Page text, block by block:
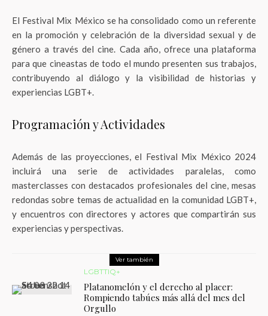
El Festival Mix México se ha consolidado como un referente
en la promoción y celebración de la diversidad sexual y de
género a través del cine. Cada año, ofrece una plataforma
para que cineastas de todo el mundo presenten sus trabajos,
contribuyendo al diálogo y la visibilidad de historias y
experiencias LGBT+.
Programación y Actividades
Además de las proyecciones, el Festival Mix México 2024
incluirá una serie de actividades paralelas, como
masterclasses con destacados profesionales del cine, mesas
redondas sobre temas de actualidad en la comunidad LGBT+,
y encuentros con directores y actores que compartirán sus
experiencias y perspectivas.
Ver también
LGBTTIQ+
Platanomelón y el derecho al placer:
Rompiendo tabúes más allá del mes del
Orgullo